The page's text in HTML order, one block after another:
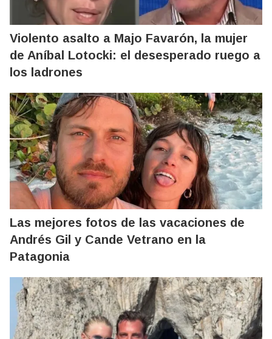
Violento asalto a Majo Favarón, la mujer
de Aníbal Lotocki: el desesperado ruego a
los ladrones
Las mejores fotos de las vacaciones de
Andrés Gil y Cande Vetrano en la
Patagonia